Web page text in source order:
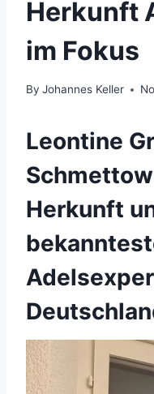
Herkunft
im Fokus
By Johannes Keller
Leontine
Herkunft